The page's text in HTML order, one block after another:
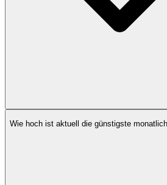
Wie hoch ist aktuell die günstigste